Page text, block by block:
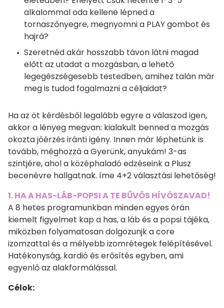
alkalommal oda kellene lépned a
tornaszőnyegre, megnyomni a PLAY gombot és
hajrá?
Szeretnéd akár hosszabb távon látni magad
előtt az utadat a mozgásban, a lehető
legegészségesebb testedben, amihez talán már
meg is tudod fogalmazni a céljaidat?
Ha az öt kérdésből legalább egyre a válaszod igen,
akkor a lényeg megvan: kialakult benned a mozgás
okozta jóérzés iránti igény. Innen már léphetünk is
tovább, méghozzá a Gyerünk, anyukám! 3-as
szintjére, ahol a középhaladó edzéseink a Plusz
becenévre hallgatnak. íme 4+2 választási lehetőség!
1. HA A HAS-LÁB-POPSI A TE BŰVÖS HÍVÓSZAVAD!
A 8 hetes programunkban minden egyes órán
kiemelt figyelmet kap a has, a láb és a popsi tájéka,
miközben folyamatosan dolgozunjk a core
izomzattal és a mélyebb izomrétegek felépítésével.
Hatékonyság, kardió és erősítés egyben, ami
egyenlő az alakformálással.
Célok: